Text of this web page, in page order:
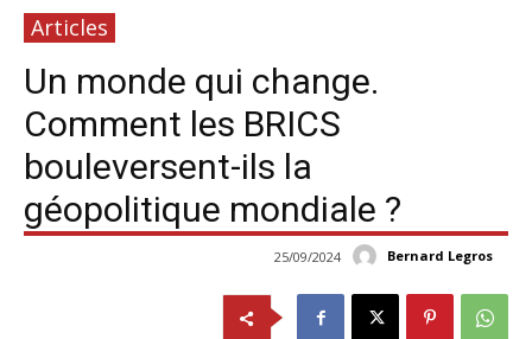
Articles
Un monde qui change.
Comment les BRICS
bouleversent-ils la
géopolitique mondiale ?
Bernard Legros
25/09/2024